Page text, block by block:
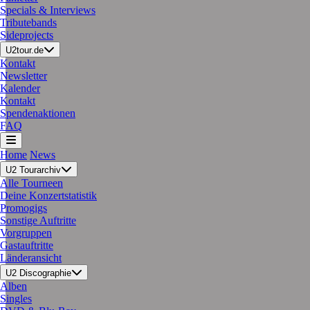
Specials & Interviews
Tributebands
Sideprojects
U2tour.de
Kontakt
Newsletter
Kalender
Kontakt
Spendenaktionen
FAQ
Home News
U2 Tourarchiv
Alle Tourneen
Deine Konzertstatistik
Promogigs
Sonstige Auftritte
Vorgruppen
Gastauftritte
Länderansicht
U2 Discographie
Alben
Singles